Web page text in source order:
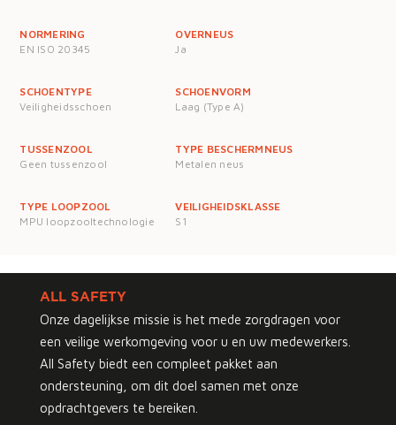
NORMERING
EN ISO 20345
OVERNEUS
Ja
SCHOENTYPE
Veiligheidsschoen
SCHOENVORM
Laag (Type A)
TUSSENZOOL
Geen tussenzool
TYPE BESCHERMNEUS
Metalen neus
TYPE LOOPZOOL
MPU loopzooltechnologie
VEILIGHEIDSKLASSE
S1
ALL SAFETY
Onze dagelijkse missie is het mede zorgdragen voor
een veilige werkomgeving voor u en uw medewerkers.
All Safety biedt een compleet pakket aan
ondersteuning, om dit doel samen met onze
opdrachtgevers te bereiken.